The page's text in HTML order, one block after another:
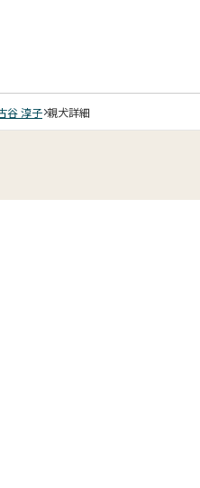
谷 淳子 親犬詳細